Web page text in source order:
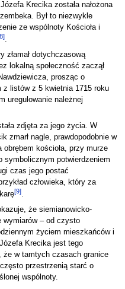
Krecika została nałożona
Był to niezwykle
ze wspólnoty Kościoła i
].
złamał dotychczasową
lokalną społeczność zaczął
prosząc o
listów z 5 kwietnia 1715 roku
uregulowanie należnej
zdjęta za jego życia. W
zmarł nagle, prawdopodobnie w
kościoła, przy murze
symbolicznym potwierdzeniem
czas jego postać
człowieka, który za
[9].
że siemianowicko-
wymiarów – od czysto
życiem mieszkańców i
Krecika jest tego
że w tamtych czasach granice
przestrzenią starć o
wspólnoty.